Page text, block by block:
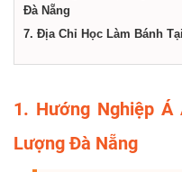
Đà Nẵng
7. Địa Chỉ Học Làm Bánh
1. Hướng Nghiệp Á
Lượng Đà Nẵng